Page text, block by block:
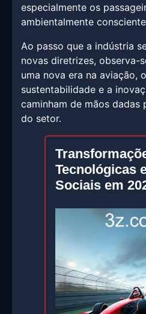
especialmente os
ambientalmente
Ao passo que a indústria
novas diretrizes, observa-
uma nova era na aviação,
sustentabilidade e a
caminham de mãos dadas
do setor.
Tecnológicas
Sociais em